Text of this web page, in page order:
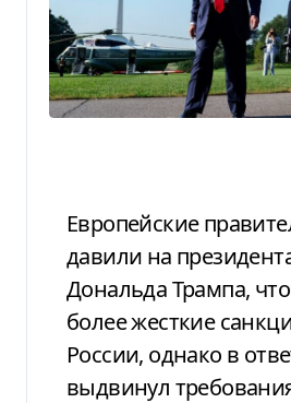
Европейские правительства
давили на
Дональда Трампа,
более жесткие
России, однако в
выдвинул